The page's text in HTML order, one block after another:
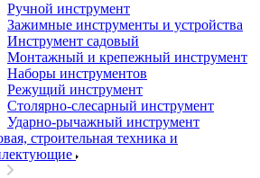
Ручной инструмент
Зажимные инструменты и устройства
Инструмент садовый
Монтажный и крепежный инструмент
Наборы инструментов
Режущий инструмент
Столярно-слесарный инструмент
Ударно-рычажный инструмент
строительная техника и